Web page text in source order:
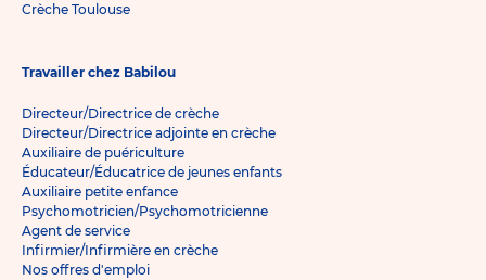
Crèche Toulouse
Travailler chez Babilou
Directeur/Directrice de crèche
Directeur/Directrice adjointe en crèche
Auxiliaire de puériculture
Éducateur/Éducatrice de jeunes enfants
Auxiliaire petite enfance
Psychomotricien/Psychomotricienne
Agent de service
Infirmier/Infirmière en crèche
Nos offres d'emploi